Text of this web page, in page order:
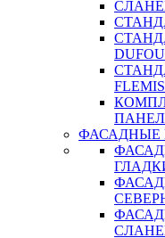
ФАСАДНЫЕ